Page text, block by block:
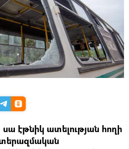
էթնիկ ատելության հողի